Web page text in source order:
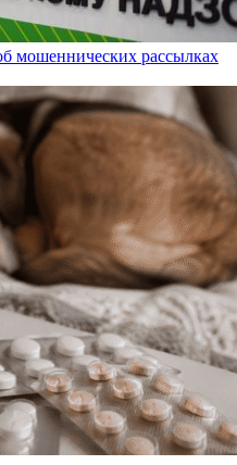
мошеннических рассылках